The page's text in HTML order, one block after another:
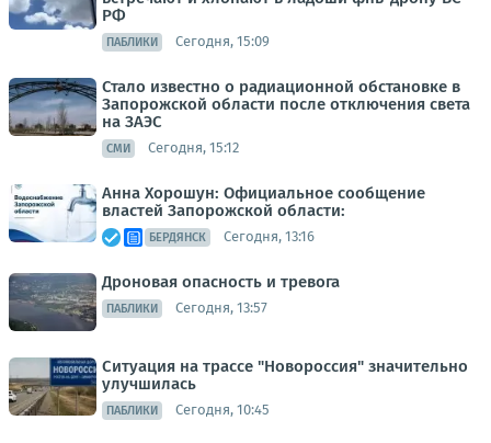
РФ
ПАБЛИКИ Сегодня, 15:09
Стало известно о радиационной обстановке в
Запорожской области после отключения света
на ЗАЭС
СМИ Сегодня, 15:12
Анна Хорошун: Официальное сообщение
властей Запорожской области:
БЕРДЯНСК Сегодня, 13:16
Дроновая опасность и тревога
ПАБЛИКИ Сегодня, 13:57
Ситуация на трассе "Новороссия" значительно
улучшилась
ПАБЛИКИ Сегодня, 10:45